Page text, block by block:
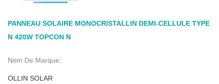
PANNEAU SOLAIRE MONOCRISTALLIN DEMI-CELLULE TYPE
N 420W TOPCON N
Nom De Marque:
OLLIN SOLAR